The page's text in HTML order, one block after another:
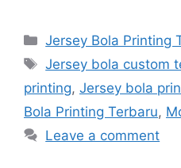
Categories
Jersey Bola Printing
Tags
Jersey bola custom
printing, Jersey bola
Bola Printing Terbaru,
Leave a comment